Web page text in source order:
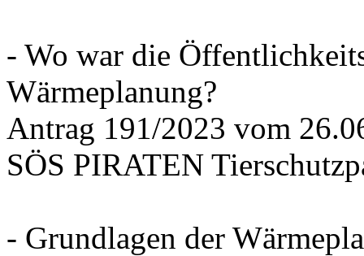
- Wo war die
Wärmeplanung?
Antrag 191/2023 vom
SÖS PIRATEN
- Grundlagen der